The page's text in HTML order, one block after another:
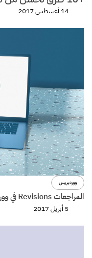
14 أغسطس 2017
ووردبريس
المراجعات Revisions في ووردبريس وكيفية التحكم بها
5 أبريل 2017